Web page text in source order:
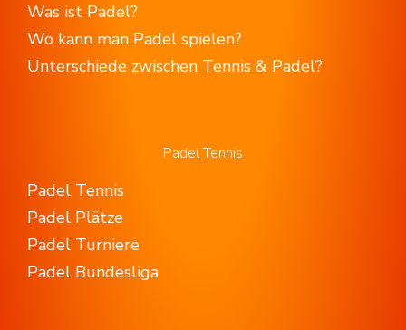
Was ist Padel?
Wo kann man Padel spielen?
Unterschiede zwischen Tennis & Padel?
Padel Tennis
Padel Tennis
Padel Plätze
Padel Turniere
Padel Bundesliga